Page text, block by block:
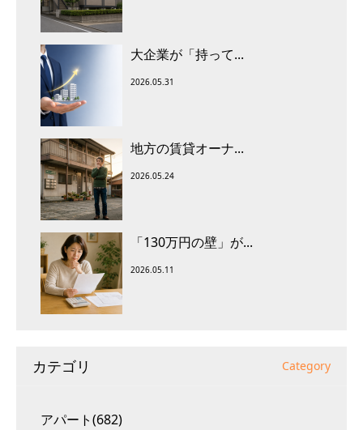
大企業が「持って...
2026.05.31
地方の賃貸オーナ...
2026.05.24
「130万円の壁」が...
2026.05.11
カテゴリ Category
アパート(682)